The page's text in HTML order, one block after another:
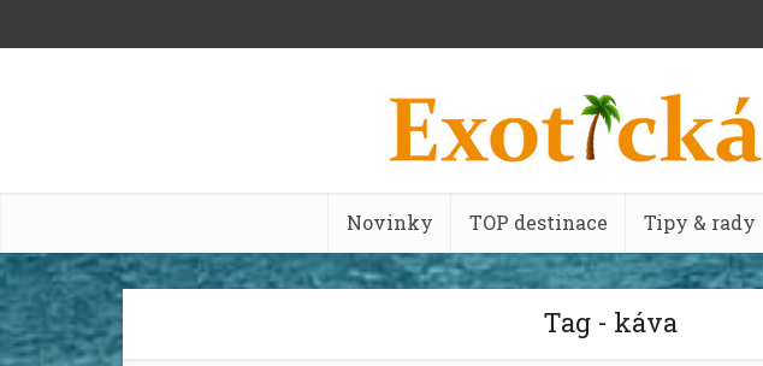
Novinky TOP destinace Tipy & rady
Tag - káva